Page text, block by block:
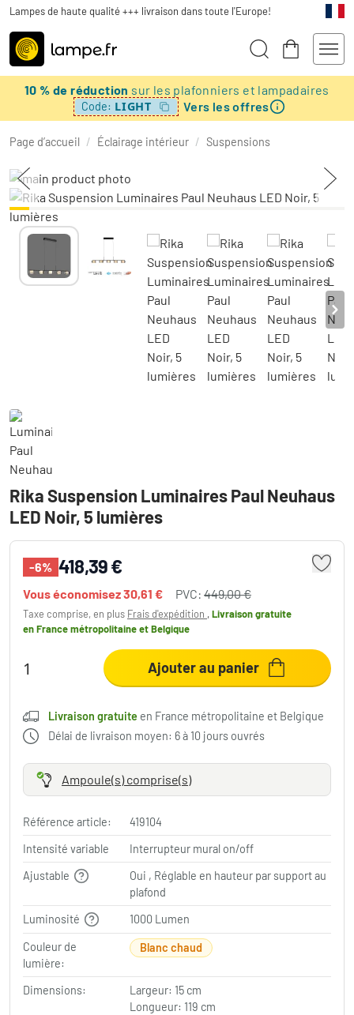
Lampes de haute qualité +++ livraison dans toute l'Europe!
10 % de réduction sur les plafonniers et lampadaires
Code: LIGHT Vers les offres
Page d’accueil / Éclairage intérieur / Suspensions
Rika Suspension Luminaires Paul Neuhaus
LED Noir, 5 lumières
-6% 418,39 €
Vous économisez30,61 € PVC: 449,00 €
Taxe comprise, en plus Frais d'expédition ,Livraison gratuite
en France métropolitaine et Belgique
Ajouter au panier
Livraison gratuite en France métropolitaine et Belgique
Délai de livraison moyen: 6 à 10 jours ouvrés
Ampoule(s) comprise(s)
Référence article:
419104
Intensité variable
Interrupteur mural on/off
Ajustable
Oui , Réglable en hauteur par support au
plafond
Luminosité
1000 Lumen
Couleur de
lumière:
Blanc chaud
Dimensions:
Largeur: 15 cm
Longueur: 119 cm